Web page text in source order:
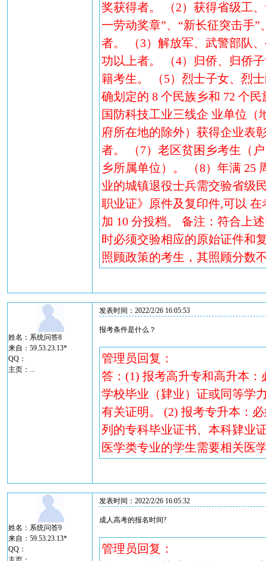
奖获得者。 （2）获得省级工
一劳动奖章”、“新长征突击手”
者。 （3）解放军、武警部队
功以上者。 （4）归侨、归侨
籍考生。 （5）烈士子女、烈
确划定的 8 个民族乡和 72 个
国防科技工业三线企 业单位（
府所在地的除外）获得企业表
者。 （7）老区贫困乡考生（
乡所属单位）。 （8）年满 25
业的城镇退役士兵需交验省级
职业证》原件及复印件,可以
加 10 分投档。 备注：符合上
时必须交验相应的原始证件和
照顾政策的考生，其照顾分数
姓名：系统问答8
来自：59.53.23.13*
QQ：
主页： ...
发表时间：2022/2/26 16:05:53
报考条件是什么？
管理员回复：
答：(1) 报考高升专和高升本
学校毕业（肄业）证或同等学
有关证明。 (2) 报考专升本：
列的专科毕业证书、本科肄业
医学类专业的学生需要相关医
姓名：系统问答9
来自：59.53.23.13*
QQ：
发表时间：2022/2/26 16:05:32
成人高考的报名时间?
管理员回复：